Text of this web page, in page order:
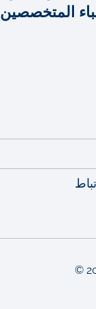
القوقعة الأذنية
المتخصصين
©